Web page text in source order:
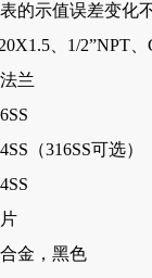
的示值误差变化
、1/2”NPT
兰
（316SS可选）
金，黑色